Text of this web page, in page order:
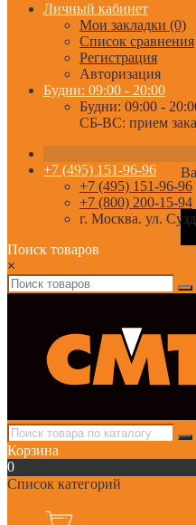
Личный кабинет
Мои закладки (0)
Список сравнения
Регистрация
Авторизация
Будни: 09:00 - 20:00
Будни: 09:00 -
СБ-ВС: прием
+7 (495) 151-96-96
+7 (495) 151-96-96
+7 (800) 200-15-94
г. Москва. ул.
Поиск товаров
×
Корзина
0
Список категорий